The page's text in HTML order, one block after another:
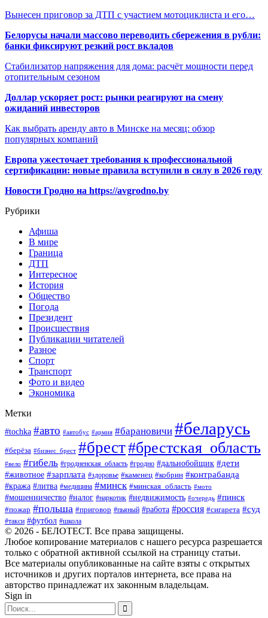
Вынесен приговор за ДТП с участием мотоциклиста и его…
Белорусы начали массово переводить сбережения в рубли:
банки фиксируют резкий рост вкладов
Стабилизатор напряжения для дома: расчёт мощности перед
отопительным сезоном
Доллар ускоряет рост: рынки реагируют на смену
ожиданий инвесторов
Как выбрать аренду авто в Минске на месяц: обзор
популярных компаний
Европа ужесточает требования к профессиональной
сертификации: новые правила вступили в силу в 2026 году
Новости Гродно на https://avgrodno.by
Рубрики
Афиша
В мире
Граница
ДТП
Интересное
История
Общество
Погода
Президент
Происшествия
Публикации читателей
Разное
Спорт
Транспорт
Фото и видео
Экономика
Метки
#tochka #авто #автобус #армия #барановичи #беларусь
#берёза #бизнес_брест #брест#брестская_область
#вело #гибель #гродненская_область #гродно #дальнобойщик #дети
#животное #зарплата #здоровье #каменец #кобрин #контрабанда
#кража #литва #медицина #минск #минская_область #мото
#мошенничество #налог #наркотик #недвижимость #очередь #пинск
#пожар #польша #приговор #пьяный #работа #россия #сигарета #суд
#такси #футбол #школа
© 2026 - БЕЛОТЕСТ. Все права защищены.
Любое копирование материалов с нашего ресурса разрешается
только с обратной активной ссылкой на страницу статьи.
Все материалы опубликованные на сайте взяты с открытых
источников и других порталов интернета, все права на
авторство принадлежат их законным владельцам.
Sign in